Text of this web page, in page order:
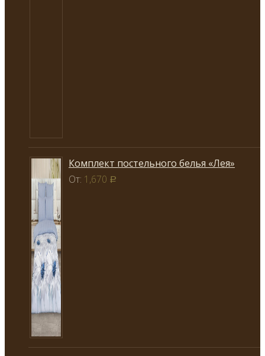
Комплект постельного белья «Лея»
От: 1,670 Р